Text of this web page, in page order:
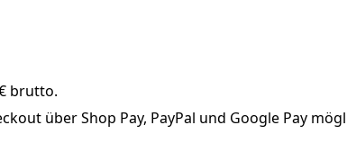
brutto.
über Shop Pay, PayPal und Google Pay